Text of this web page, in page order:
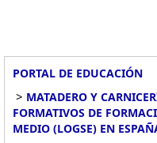
PORTAL DE EDUCACIÓN
> MATADERO Y
FORMATIVOS DE
MEDIO (LOGSE) EN